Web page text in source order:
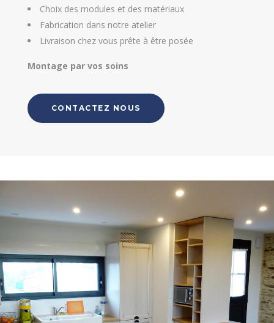
Choix des modules et des matériaux
Fabrication dans notre atelier
Livraison chez vous prête à être posée
Montage par vos soins
CONTACTEZ NOUS